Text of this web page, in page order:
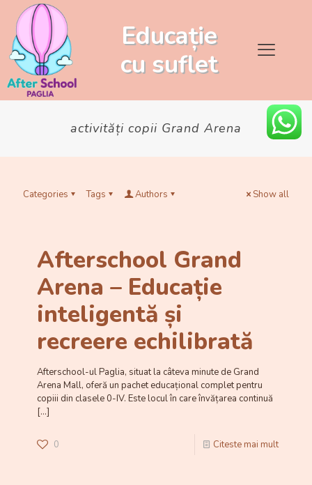
Educație
cu suflet
activități copii Grand Arena
Categories Tags Authors Show all
Afterschool Grand
Arena – Educație
inteligentă și
recreere echilibrată
Afterschool-ul Paglia, situat la câteva minute de Grand
Arena Mall, oferă un pachet educațional complet pentru
copiii din clasele 0-IV. Este locul în care învățarea continuă
[…]
0 Citeste mai mult